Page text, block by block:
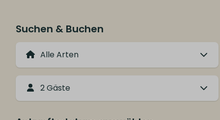
Suchen & Buchen
2 Gäste